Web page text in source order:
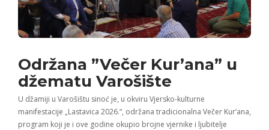
Održana ”Večer Kur’ana” u
džematu Varošište
U džamiji u Varošištu sinoć je, u okviru Vjersko-kulturne
manifestacije „Lastavica 2026.“, održana tradicionalna Večer Kur’ana,
program koji je i ove godine okupio brojne vjernike i ljubitelje